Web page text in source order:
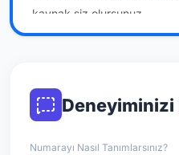
kaynak siz olursunuz.
Deneyiminizi
Numarayı Nasıl Tanımlarsınız?